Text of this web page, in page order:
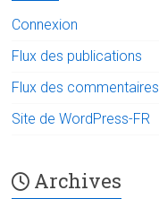
Connexion
Flux des publications
Flux des commentaires
Site de WordPress-FR
Archives